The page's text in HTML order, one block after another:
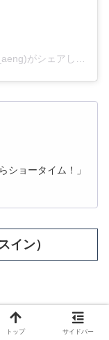
키즈모델 아역배우 🌟최소율🌟(@yulvely_aeng)がシェアした投稿
ショータイム！」
イン）
トップ サイドバー